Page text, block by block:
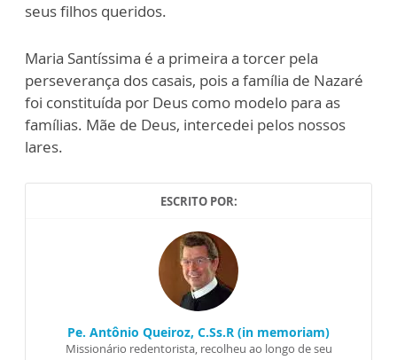
seus filhos queridos.
Maria Santíssima é a primeira a torcer pela
perseverança dos casais, pois a família de Nazaré
foi constituída por Deus como modelo para as
famílias. Mãe de Deus, intercedei pelos nossos
lares.
ESCRITO POR:
Pe. Antônio Queiroz, C.Ss.R (in memoriam)
Missionário redentorista, recolheu ao longo de seu